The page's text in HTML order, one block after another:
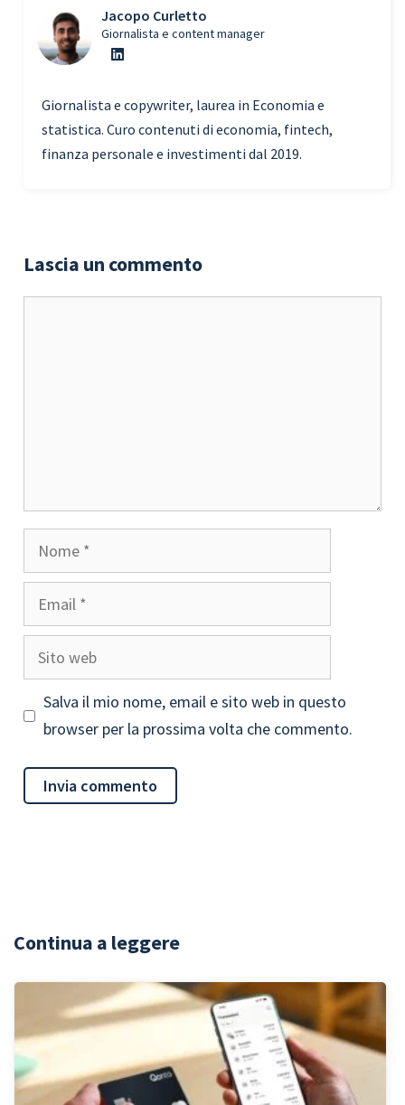
Jacopo Curletto
Giornalista e content manager
Giornalista e copywriter, laurea in Economia e
statistica. Curo contenuti di economia, fintech,
finanza personale e investimenti dal 2019.
Lascia un commento
Nome
Email
Sito
web
Salva il mio nome, email e sito web in questo
browser per la prossima volta che commento.
Continua a leggere